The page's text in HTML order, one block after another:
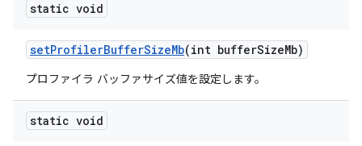
static void
setProfilerBufferSizeMb(int bufferSizeMb)
プロファイラ バッファサイズ値を設定します。
static void